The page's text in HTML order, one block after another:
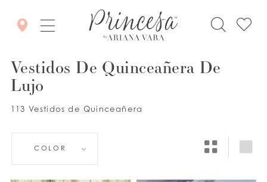
Vestidos De Quinceañera De
Lujo
113 Vestidos de Quinceañera
COLOR